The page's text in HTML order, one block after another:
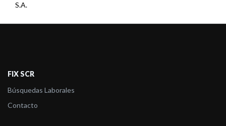
S.A.
-Fix SCR asigna la calificación de las Obligaciones Negociables
Perspectiva ...
-FIX revisó a Estable la perspectiva de varias Entidades
Financieras
FIX SCR
Búsquedas Laborales
Contacto